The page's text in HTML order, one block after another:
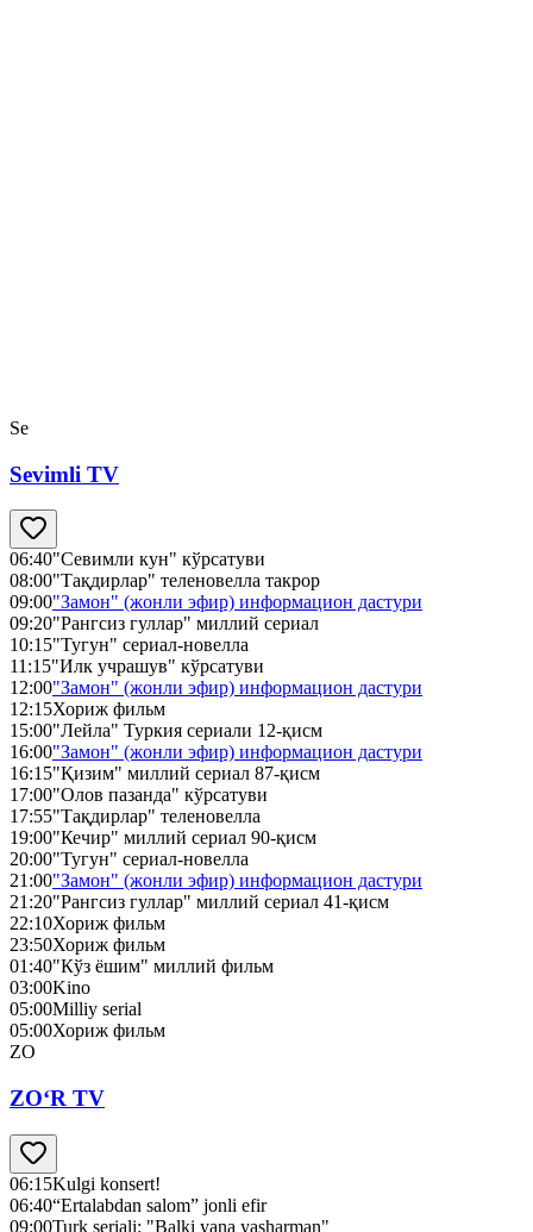
Se
Sevimli TV
06:40"Севимли кун" кўрсатуви
08:00"Тақдирлар" теленовелла такрор
09:00"Замон" (жонли эфир) информацион дастури
09:20"Рангсиз гуллар" миллий сериал
10:15"Тугун" сериал-новелла
11:15"Илк учрашув" кўрсатуви
12:00"Замон" (жонли эфир) информацион дастури
12:15Хориж фильм
15:00"Лейла" Туркия сериали 12-қисм
16:00"Замон" (жонли эфир) информацион дастури
16:15"Қизим" миллий сериал 87-қисм
17:00"Олов пазанда" кўрсатуви
17:55"Тақдирлар" теленовелла
19:00"Кечир" миллий сериал 90-қисм
20:00"Тугун" сериал-новелла
21:00"Замон" (жонли эфир) информацион дастури
21:20"Рангсиз гуллар" миллий сериал 41-қисм
22:10Хориж фильм
23:50Хориж фильм
01:40"Кўз ёшим" миллий фильм
03:00Kino
05:00Milliy serial
05:00Хориж фильм
ZO
ZO‘R TV
06:15Kulgi konsert!
06:40“Ertalabdan salom” jonli efir
09:00Turk seriali: "Balki yana yasharman"